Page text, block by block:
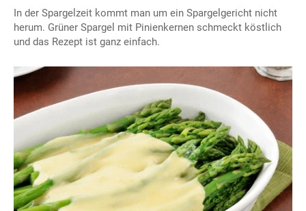
In der Spargelzeit kommt man um ein Spargelgericht nicht
herum. Grüner Spargel mit Pinienkernen schmeckt köstlich
und das Rezept ist ganz einfach.